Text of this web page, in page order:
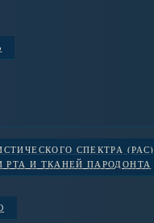
СПЕКТРА (РАС)
И ТКАНЕЙ ПАРОДОНТА